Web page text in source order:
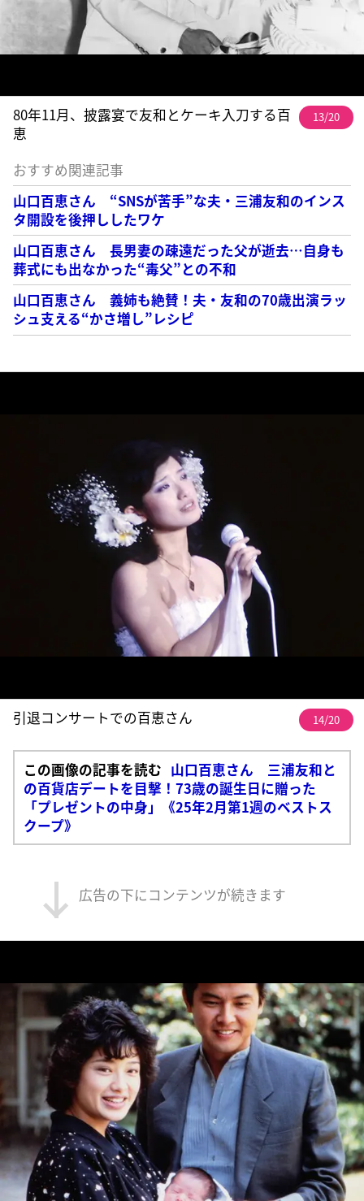
80年11月、披露宴で友和とケーキ入刀する百
恵
13/20
おすすめ関連記事
山口百恵さん “SNSが苦手”な夫・三浦友和のインス
タ開設を後押ししたワケ
山口百恵さん 長男妻の疎遠だった父が逝去…自身も
葬式にも出なかった“毒父”との不和
山口百恵さん 義姉も絶賛！夫・友和の70歳出演ラッ
シュ支える“かさ増し”レシピ
引退コンサートでの百恵さん 14/20
この画像の記事を読む 山口百恵さん 三浦友和と
の百貨店デートを目撃！73歳の誕生日に贈った
「プレゼントの中身」《25年2月第1週のベストス
クープ》
広告の下にコンテンツが続きます